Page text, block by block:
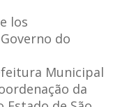
los
do
Municipal
da